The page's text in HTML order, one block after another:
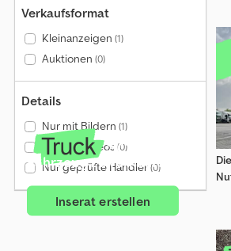
Verkaufsformat
Kleinanzeigen (1)
Auktionen (0)
Details
Nur mit Bildern (1)
Nur mit Videos (0)
Nur geprüfte Händler(0)
Fahrzeug zu verkaufen?
Inserat erstellen